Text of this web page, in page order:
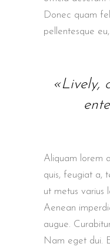
Donec quam
pellentesque
«Lively,
Aliquam lorem
quis, feugiat a,
ut metus varius
Aenean
augue.
Nam eget dui.